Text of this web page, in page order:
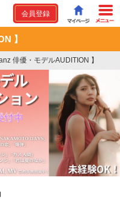
会員登録
】
俳優・モデルAUDITION 】